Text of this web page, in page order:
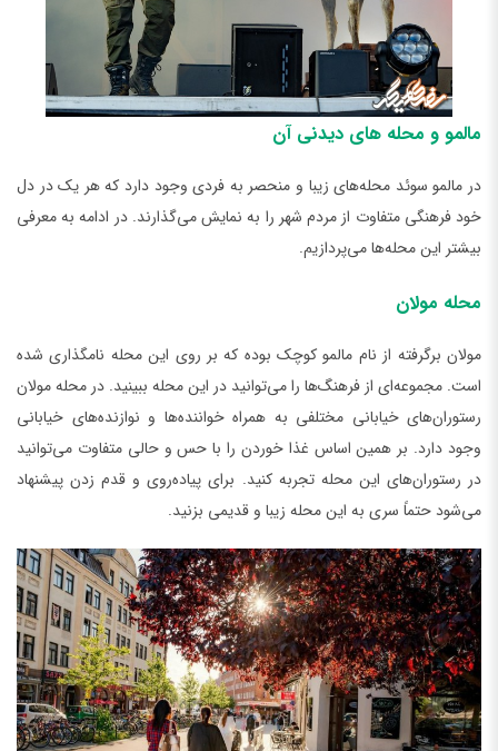
مالمو و محله‌ های دیدنی آن
در مالمو سوئد محله‌های زیبا و منحصر به فردی وجود دارد که هر یک در دل
خود فرهنگی متفاوت از مردم شهر را به نمایش می‌گذارند. در ادامه به معرفی
بیشتر این محله‌ها می‌پردازیم.
محله مولان
مولان برگرفته از نام مالمو کوچک بوده که بر روی این محله نامگذاری شده
است. مجموعه‌ای از فرهنگ‌ها را می‌توانید در این محله ببینید. در محله مولان
رستوران‌های خیابانی مختلفی به همراه خواننده‌ها و نوازنده‌های خیابانی
وجود دارد. بر همین اساس غذا خوردن را با حس و حالی متفاوت می‌توانید
در رستوران‌های این محله تجربه کنید. برای پیاده‌روی و قدم زدن پیشنهاد
می‌شود حتماً سری به این محله زیبا و قدیمی بزنید.